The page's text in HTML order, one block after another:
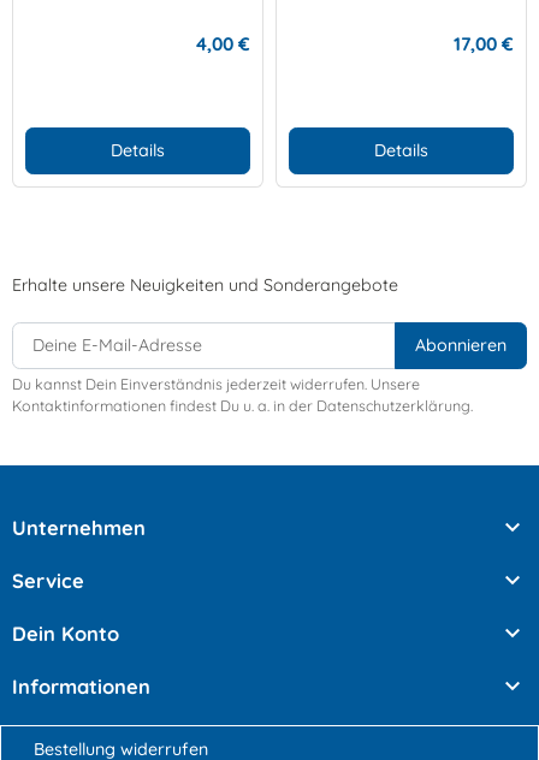
4,00 €
Details
17,00 €
Details
Erhalte unsere Neuigkeiten und Sonderangebote
Du kannst Dein Einverständnis jederzeit widerrufen. Unsere
Kontaktinformationen findest Du u. a. in der Datenschutzerklärung.
Unternehmen 
Service 
Dein Konto 
Informationen 
Bestellung widerrufen